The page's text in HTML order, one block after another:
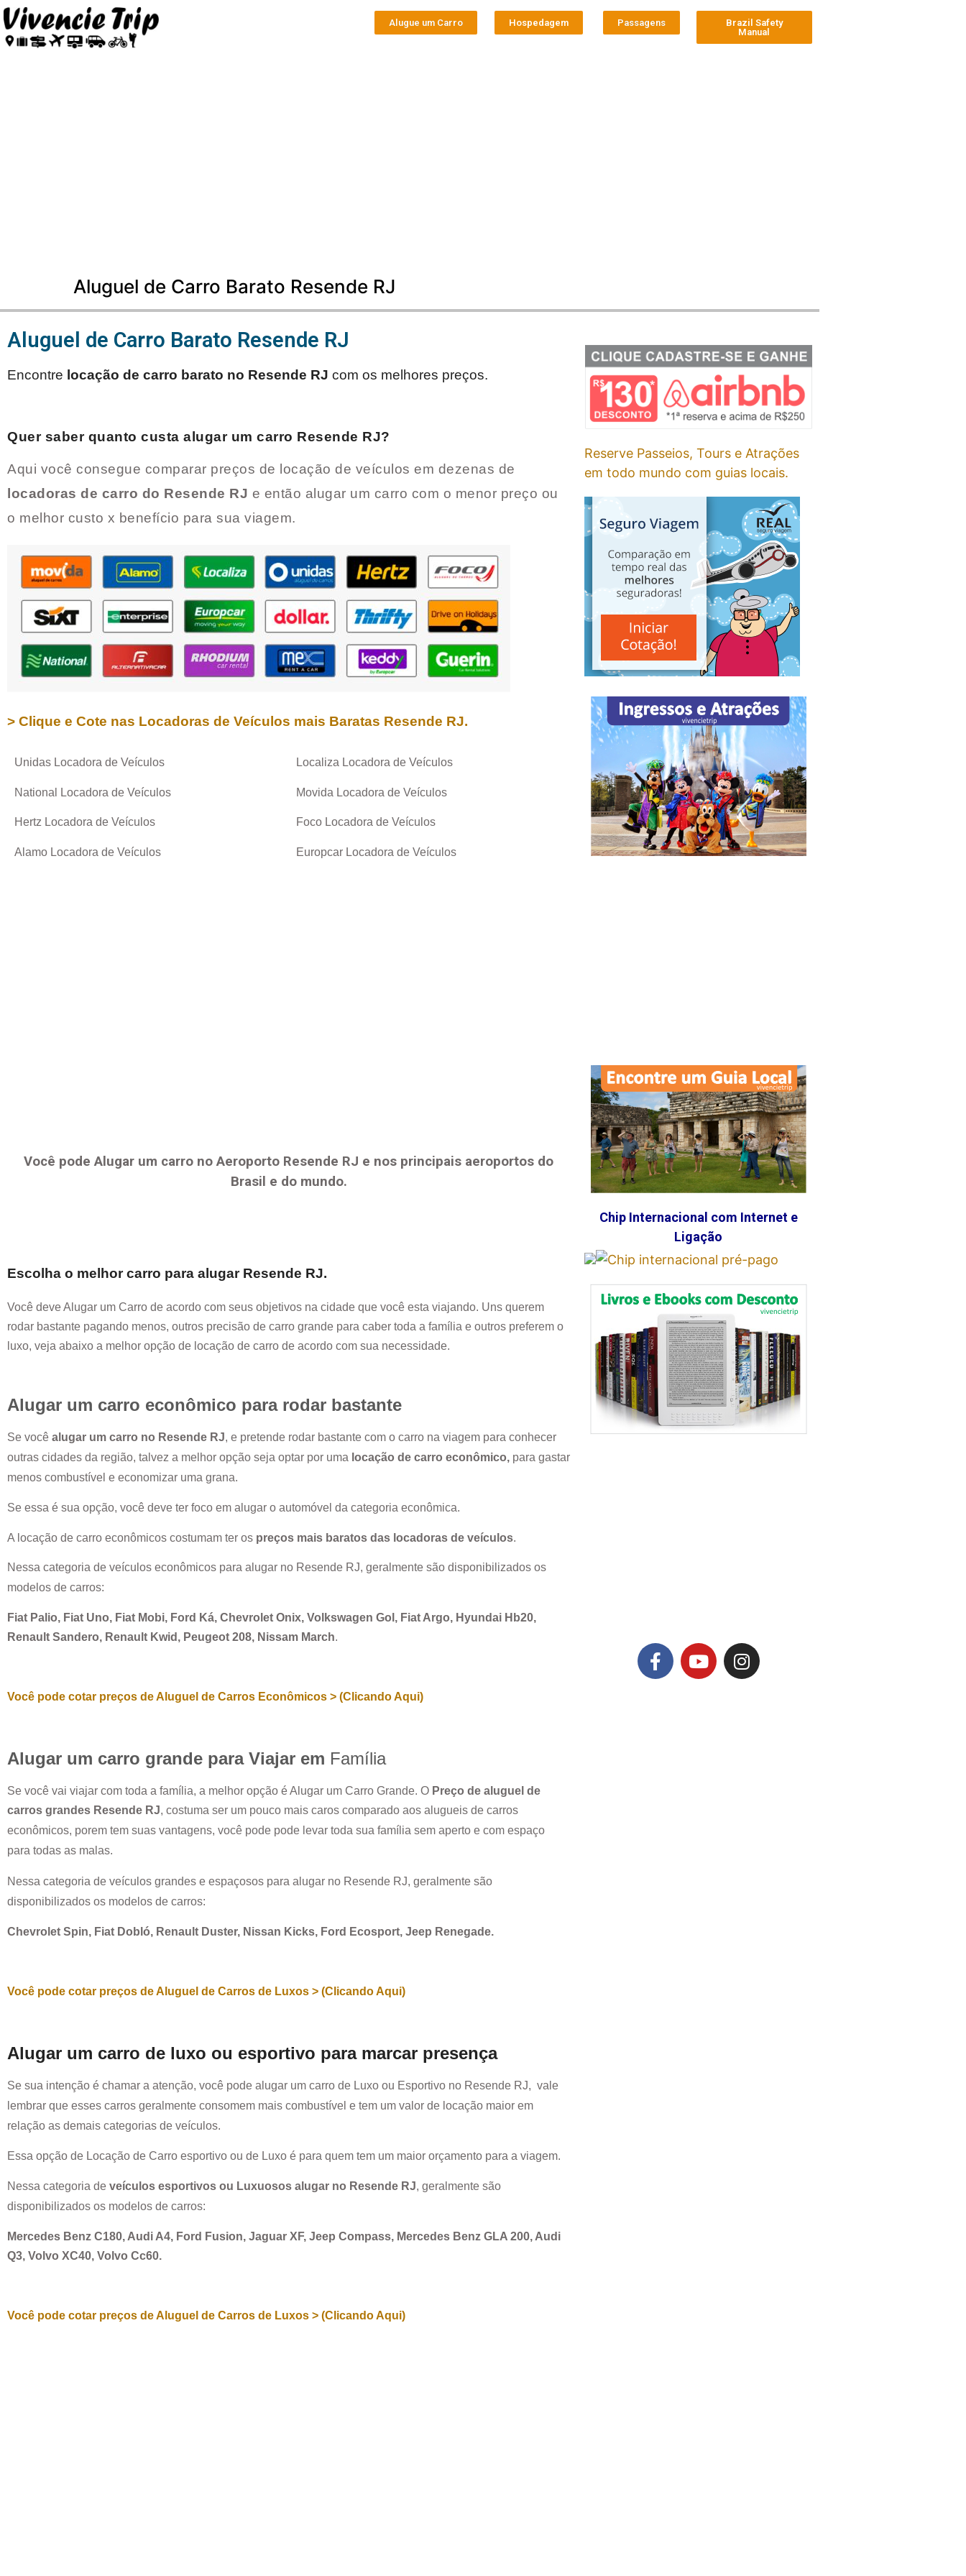
Alugue um Carro Hospedagem Passagens
Brazil Safety
Manual
Aluguel de Carro Barato Resende RJ
Aluguel de Carro Barato Resende RJ
Encontre locação de carro barato no Resende RJ com os melhores preços.
Quer saber quanto custa alugar um carro Resende RJ?
Aqui você consegue comparar preços de locação de veículos em dezenas de
locadoras de carro do Resende RJ e então alugar um carro com o menor preço ou
o melhor custo x benefício para sua viagem.
> Clique e Cote nas Locadoras de Veículos mais Baratas Resende RJ.
Unidas Locadora de Veículos
National Locadora de Veículos
Hertz Locadora de Veículos
Alamo Locadora de Veículos
Localiza Locadora de Veículos
Movida Locadora de Veículos
Foco Locadora de Veículos
Europcar Locadora de Veículos
Você pode Alugar um carro no Aeroporto Resende RJ e nos principais aeroportos do
Brasil e do mundo.
Escolha o melhor carro para alugar Resende RJ.
Você deve Alugar um Carro de acordo com seus objetivos na cidade que você esta viajando. Uns querem
rodar bastante pagando menos, outros precisão de carro grande para caber toda a família e outros preferem o
luxo, veja abaixo a melhor opção de locação de carro de acordo com sua necessidade.
Alugar um carro econômico para rodar bastante
Se você alugar um carro no Resende RJ, e pretende rodar bastante com o carro na viagem para conhecer
outras cidades da região, talvez a melhor opção seja optar por uma locação de carro econômico, para gastar
menos combustível e economizar uma grana.
Se essa é sua opção, você deve ter foco em alugar o automóvel da categoria econômica.
A locação de carro econômicos costumam ter os preços mais baratos das locadoras de veículos.
Nessa categoria de veículos econômicos para alugar no Resende RJ, geralmente são disponibilizados os
modelos de carros:
Fiat Palio, Fiat Uno, Fiat Mobi, Ford Ká, Chevrolet Onix, Volkswagen Gol, Fiat Argo, Hyundai Hb20,
Renault Sandero, Renault Kwid, Peugeot 208, Nissam March.
Você pode cotar preços de Aluguel de Carros Econômicos > (Clicando Aqui)
Alugar um carro grande para Viajar em Família
Se você vai viajar com toda a família, a melhor opção é Alugar um Carro Grande. O Preço de aluguel de
carros grandes Resende RJ, costuma ser um pouco mais caros comparado aos alugueis de carros
econômicos, porem tem suas vantagens, você pode pode levar toda sua família sem aperto e com espaço
para todas as malas.
Nessa categoria de veículos grandes e espaçosos para alugar no Resende RJ, geralmente são
disponibilizados os modelos de carros:
Chevrolet Spin, Fiat Dobló, Renault Duster, Nissan Kicks, Ford Ecosport, Jeep Renegade.
Você pode cotar preços de Aluguel de Carros de Luxos > (Clicando Aqui)
Alugar um carro de luxo ou esportivo para marcar presença
Se sua intenção é chamar a atenção, você pode alugar um carro de Luxo ou Esportivo no Resende RJ, vale
lembrar que esses carros geralmente consomem mais combustível e tem um valor de locação maior em
relação as demais categorias de veículos.
Essa opção de Locação de Carro esportivo ou de Luxo é para quem tem um maior orçamento para a viagem.
Nessa categoria de veículos esportivos ou Luxuosos alugar no Resende RJ, geralmente são
disponibilizados os modelos de carros:
Mercedes Benz C180, Audi A4, Ford Fusion, Jaguar XF, Jeep Compass, Mercedes Benz GLA 200, Audi
Q3, Volvo XC40, Volvo Cc60.
Você pode cotar preços de Aluguel de Carros de Luxos > (Clicando Aqui)
Reserve Passeios, Tours e Atrações
em todo mundo com guias locais.
Chip Internacional com Internet e
Ligação